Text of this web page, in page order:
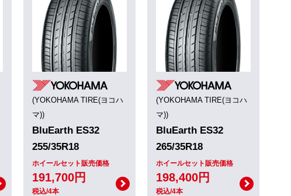
(YOKOHAMA TIRE(ヨコハ
マ))
BluEarth ES32
255/35R18
ホイールセット販売価格
191,700円
税込/4本
(YOKOHAMA TIRE(ヨコハ
マ))
BluEarth ES32
265/35R18
ホイールセット販売価格
198,400円
税込/4本